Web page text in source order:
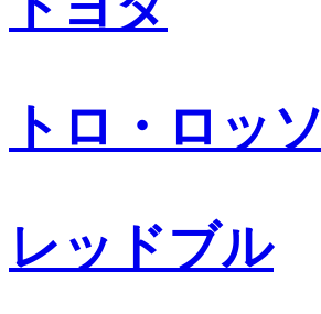
トロ・ロッソ
レッドブル